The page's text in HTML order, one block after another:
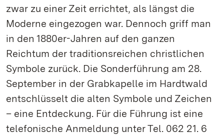
zwar zu einer Zeit errichtet, als längst die
Moderne eingezogen war. Dennoch griff man
in den 1880er-Jahren auf den ganzen
Reichtum der traditionsreichen christlichen
Symbole zurück. Die Sonderführung am 28.
September in der Grabkapelle im Hardtwald
entschlüsselt die alten Symbole und Zeichen
– eine Entdeckung. Für die Führung ist eine
telefonische Anmeldung unter Tel. 062 21. 6